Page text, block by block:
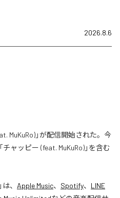
2026.8.6
MuKuRo)」が配信開始された。今
ャッピー (feat. MuKuRo)」を含む
」は、 Apple Music、 Spotify、 LINE